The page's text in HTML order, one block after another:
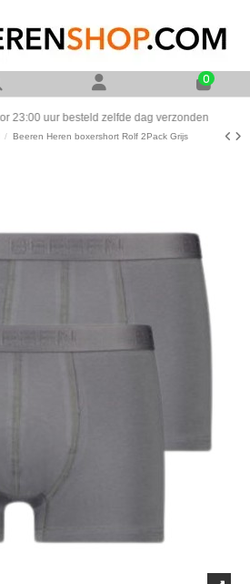
0
23:00 uur besteld zelfde dag verzonden
Beeren Heren boxershort Rolf 2Pack Grijs